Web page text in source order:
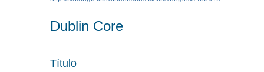
Dublin Core
Título